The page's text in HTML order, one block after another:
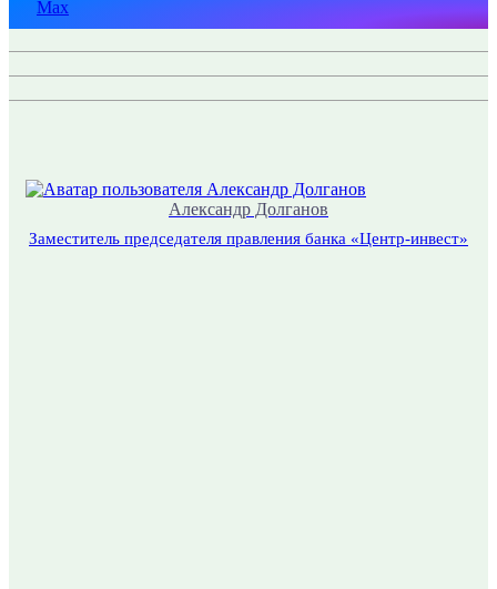
Max
Александр Долганов
Заместитель председателя правления банка «Центр-инвест»